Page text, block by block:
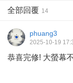
全部回覆 14
phuang3
2025-10-19
恭喜完修! 大螢幕